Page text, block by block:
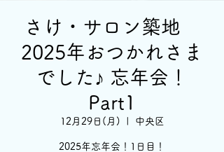
さけ・サロン築地
2025年おつかれさま
でした♪ 忘年会！
Part1
12月29日(月) 中央区
2025年忘年会！1日目！